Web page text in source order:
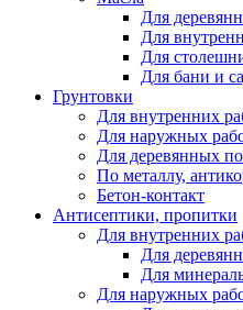
Для
Для
Для
Для бани и
Грунтовки
Для внутренних
Для наружных
Для деревянных
По металлу,
Бетон-контакт
Антисептики, пропитки
Для внутренних
Для
Для
Для наружных